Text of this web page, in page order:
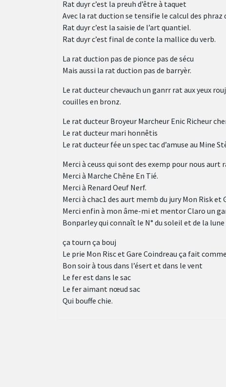
Rat duyr c’est la preuh d’être à taquet
Avec la rat duction se tensifie le calcul des phraz
Rat duyr c’est la saisie de l’art quantiel.
Rat duyr c’est final de conte la mallice du verb.
La rat duction pas de pionce pas de sécu
Mais aussi la rat duction pas de barryèr.
Le rat ducteur chevauch un ganrr rat aux yeux
couilles en bronz.
Le rat ducteur Broyeur Marcheur Enic Richeur
Le rat ducteur mari honnêtis
Le rat ducteur fée un spec tac d’amuse au Mine
Merci à ceuss qui sont des exemp pour nous aurt
Merci à Marche Chêne En Tié.
Merci à Renard Oeuf Nerf.
Merci à chac1 des aurt memb du jury Mon Risk et
Merci enfin à mon âme-mi et mentor Claro un
Bonparley qui connaît le N° du soleil et de la lune
ça tourn ça bouj
Le prie Mon Risc et Gare Coindreau ça fait
Bon soir à tous dans l’ésert et dans le vent
Le fer est dans le sac
Le fer aimant nœud sac
Qui bouffe chie.